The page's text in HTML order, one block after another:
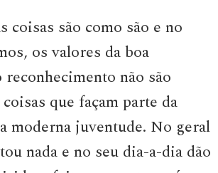
coisas são como são e no
os valores da boa
reconhecimento não são
que façam parte da
moderna juventude. No geral
nada e no seu dia-a-dia dão